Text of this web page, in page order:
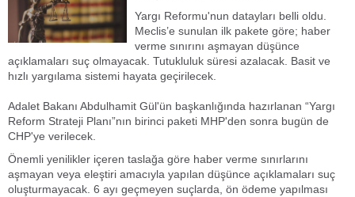
Yargı Reformu'nun datayları belli oldu.
Meclis’e sunulan ilk pakete göre; haber
verme sınırını aşmayan düşünce
açıklamaları suç olmayacak. Tutukluluk süresi azalacak. Basit ve
hızlı yargılama sistemi hayata geçirilecek.
Adalet Bakanı Abdulhamit Gül'ün başkanlığında hazırlanan “Yargı
Reform Strateji Planı”nın birinci paketi MHP'den sonra bugün de
CHP'ye verilecek.
Önemli yenilikler içeren taslağa göre haber verme sınırlarını
aşmayan veya eleştiri amacıyla yapılan düşünce açıklamaları suç
oluşturmayacak. 6 ayı geçmeyen suçlarda, ön ödeme yapılması